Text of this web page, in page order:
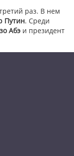
раз. В нем
Путин. Среди
Абэ и президент